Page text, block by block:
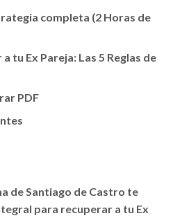
completa (2 Horas de
tu Ex Pareja: Las 5 Reglas de
PDF
de Santiago de Castro te
para recuperar a tu Ex